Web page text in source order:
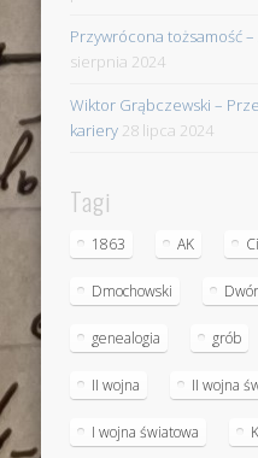
Przywrócona tożsamość
sierpnia 2024
Wiktor Grąbczewski –
kariery 28 lipca 2024
Tagi
1863 AK
Dmochowski Dwór
genealogia grób
II wojna II wojna
I wojna światowa